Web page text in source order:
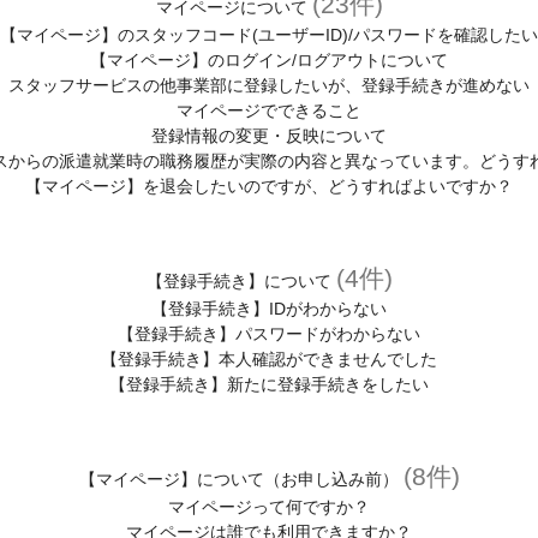
マイページについて
【マイページ】のスタッフコード(ユーザーID)/パスワードを確認したい
【マイページ】のログイン/ログアウトについて
スタッフサービスの他事業部に登録したいが、登録手続きが進めない
マイページでできること
登録情報の変更・反映について
からの派遣就業時の職務履歴が実際の内容と異なっています。どうす
【マイページ】を退会したいのですが、どうすればよいですか？
【登録手続き】について (4件)
【登録手続き】IDがわからない
【登録手続き】パスワードがわからない
【登録手続き】本人確認ができませんでした
【登録手続き】新たに登録手続きをしたい
【マイページ】について（お申し込み前） (8件)
マイページって何ですか？
マイページは誰でも利用できますか？